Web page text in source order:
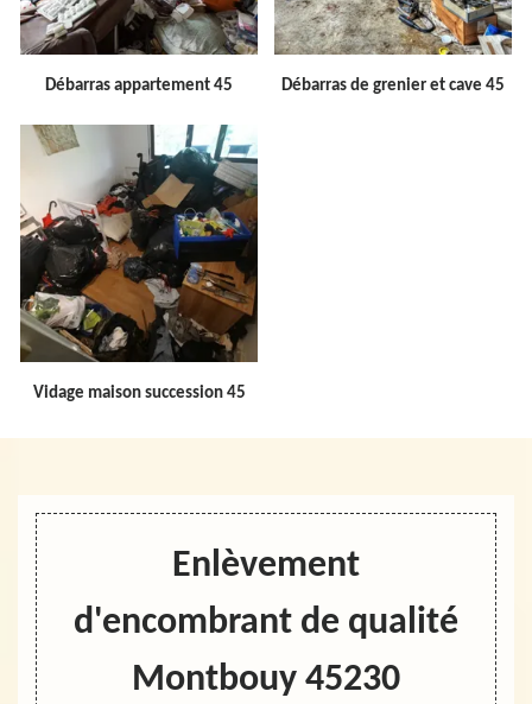
Débarras appartement 45 Débarras de grenier et cave 45
Vidage maison succession 45
Enlèvement
d'encombrant de qualité
Montbouy 45230